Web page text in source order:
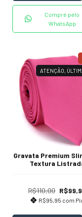
Compre pelo
WhatsApp
ATENÇÃO,
Gravata Premium
Textura
R$110,00
R$95,95 com